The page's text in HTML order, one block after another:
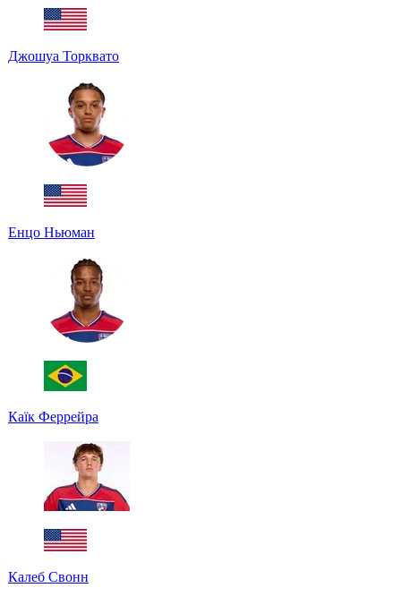
Джошуа Торквато
Енцо Ньюман
Каїк Феррейра
Калеб Свонн